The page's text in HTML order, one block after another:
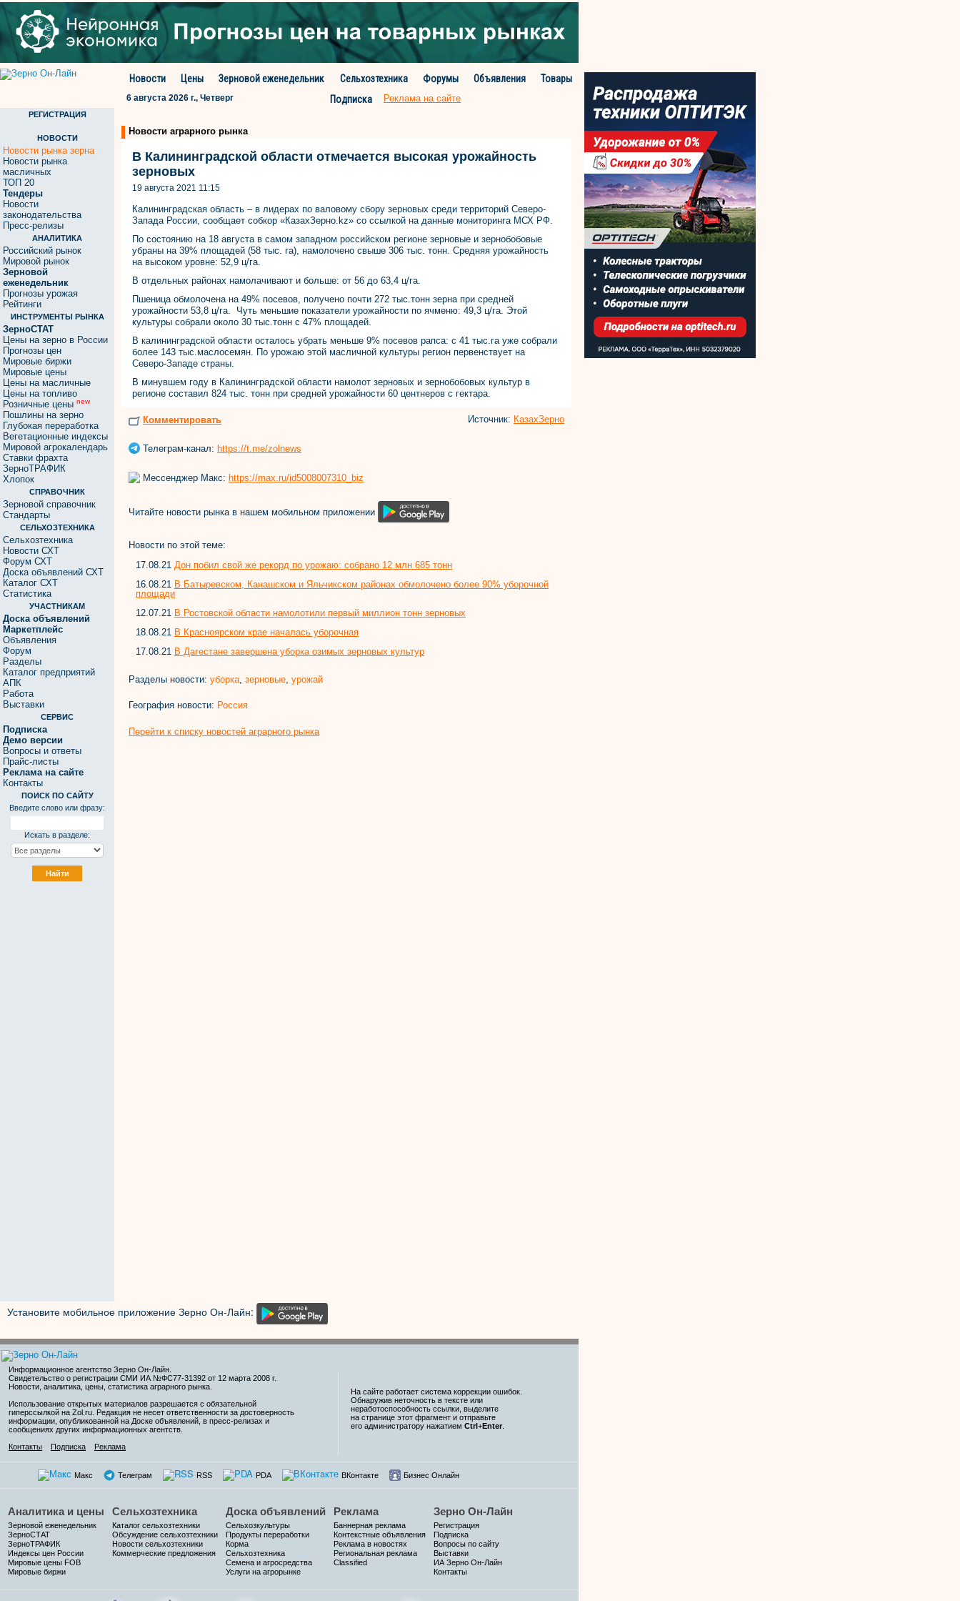
Новости Цены Зерновой еженедельник Сельхозтехника Форумы Объявления
Товары
Подписка
6 августа 2026 г., Четверг Реклама на сайте
РЕГИСТРАЦИЯ
НОВОСТИ
Новости рынка зерна
Новости рынка
масличных
ТОП 20
Тендеры
Новости
законодательства
Пресс-релизы
АНАЛИТИКА
Российский рынок
Мировой рынок
Зерновой
еженедельник
Прогнозы урожая
Рейтинги
ИНСТРУМЕНТЫ РЫНКА
ЗерноСТАТ
Цены на зерно в России
Прогнозы цен
Мировые биржи
Мировые цены
Цены на масличные
Цены на топливо
Розничные цены new
Пошлины на зерно
Глубокая переработка
Вегетационные индексы
Мировой агрокалендарь
Ставки фрахта
ЗерноТРАФИК
Хлопок
СПРАВОЧНИК
Зерновой справочник
Стандарты
СЕЛЬХОЗТЕХНИКА
Сельхозтехника
Новости СХТ
Форум СХТ
Доска объявлений СХТ
Каталог СХТ
Статистика
УЧАСТНИКАМ
Доска объявлений
Маркетплейс
Объявления
Форум
Разделы
Каталог предприятий
АПК
Работа
Выставки
СЕРВИС
Подписка
Демо версии
Вопросы и ответы
Прайс-листы
Реклама на сайте
Контакты
ПОИСК ПО САЙТУ
Введите слово или фразу:
Искать в разделе:
Новости аграрного рынка
В Калининградской области отмечается высокая урожайность
зерновых
19 августа 2021 11:15
Калининградская область – в лидерах по валовому сбору зерновых среди территорий Северо-
Запада России, сообщает собкор «КазахЗерно.kz» со ссылкой на данные мониторинга МСХ РФ.
По состоянию на 18 августа в самом западном российском регионе зерновые и зернобобовые
убраны на 39% площадей (58 тыс. га), намолочено свыше 306 тыс. тонн. Средняя урожайность
на высоком уровне: 52,9 ц/га.
В отдельных районах намолачивают и больше: от 56 до 63,4 ц/га.
Пшеница обмолочена на 49% посевов, получено почти 272 тыс.тонн зерна при средней
урожайности 53,8 ц/га. Чуть меньшие показатели урожайности по ячменю: 49,3 ц/га. Этой
культуры собрали около 30 тыс.тонн с 47% площадей.
В калининградской области осталось убрать меньше 9% посевов рапса: с 41 тыс.га уже собрали
более 143 тыс.маслосемян. По урожаю этой масличной культуры регион первенствует на
Северо-Западе страны.
В минувшем году в Калининградской области намолот зерновых и зернобобовых культур в
регионе составил 824 тыс. тонн при средней урожайности 60 центнеров с гектара.
Комментировать Источник: КазахЗерно
Телеграм-канал: https://t.me/zolnews
Мессенджер Макс: https://max.ru/id5008007310_biz
Читайте новости рынка в нашем мобильном приложении
Новости по этой теме:
17.08.21 Дон побил свой же рекорд по урожаю: собрано 12 млн 685 тонн
16.08.21 В Батыревском, Канашском и Яльчикском районах обмолочено более 90% уборочной
площади
12.07.21 В Ростовской области намолотили первый миллион тонн зерновых
18.08.21 В Красноярском крае началась уборочная
17.08.21 В Дагестане завершена уборка озимых зерновых культур
Разделы новости: уборка зерновые урожай
География новости: Россия
Перейти к списку новостей аграрного рынка
Установите мобильное приложение Зерно Он-Лайн:
Информационное агентство Зерно Он-Лайн
Свидетельство о регистрации СМИ ИА №ФС77-31392 от 12 марта 2008 г.
Новости, аналитика, цены, статистика аграрного рынка.
Использование открытых материалов разрешается с обязательной
гиперссылкой на Zol.ru. Редакция не несет ответственности за достоверность
информации, опубликованной на Доске объявлений, в пресс-релизах и
сообщениях других информационных агентств.
Контакты
Подписка Реклама
На сайте работает система коррекции ошибок.
Обнаружив неточность в тексте или
неработоспособность ссылки, выделите
на странице этот фрагмент и отправьте
его администратору нажатием Ctrl+Enter
Макс Телеграм RSS PDA ВКонтакте Бизнес Онлайн
Аналитика и цены
Зерновой еженедельник
ЗерноСТАТ
ЗерноТРАФИК
Индексы цен России
Мировые цены FOB
Мировые биржи
Сельхозтехника
Каталог сельхозтехники
Обсуждение сельхозтехники
Новости сельхозтехники
Коммерческие предложения
Доска объявлений
Сельхозкультуры
Продукты переработки
Корма
Сельхозтехника
Семена и агросредства
Услуги на агрорынке
Реклама
Баннерная реклама
Контекстные объявления
Реклама в новостях
Региональная реклама
Classified
Зерно Он-Лайн
Регистрация
Подписка
Вопросы по сайту
Выставки
ИА Зерно Он-Лайн
Контакты